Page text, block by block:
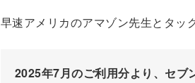
早速アメリカのアマゾン先生とタッ
2025年7月のご利用分より、セブ